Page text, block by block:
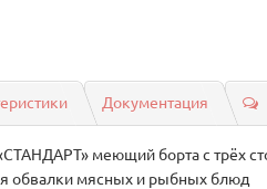
Документация
меющий борта с трёх
обвалки мясных и рыбных блюд